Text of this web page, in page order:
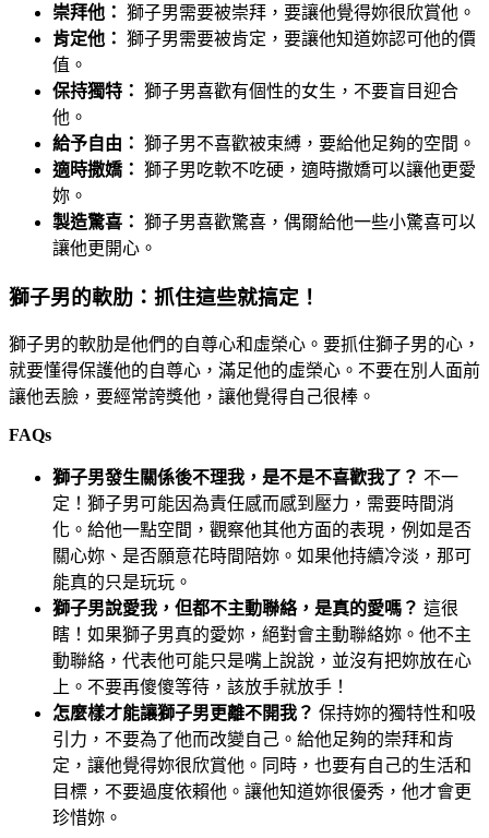
崇拜他： 獅子男需要被崇拜，要讓他覺得妳很欣賞他。
肯定他： 獅子男需要被肯定，要讓他知道妳認可他的價
值。
保持獨特： 獅子男喜歡有個性的女生，不要盲目迎合
他。
給予自由： 獅子男不喜歡被束縛，要給他足夠的空間。
適時撒嬌： 獅子男吃軟不吃硬，適時撒嬌可以讓他更愛
妳。
製造驚喜： 獅子男喜歡驚喜，偶爾給他一些小驚喜可以
讓他更開心。
獅子男的軟肋：抓住這些就搞定！
獅子男的軟肋是他們的自尊心和虛榮心。要抓住獅子男的心，
就要懂得保護他的自尊心，滿足他的虛榮心。不要在別人面前
讓他丟臉，要經常誇獎他，讓他覺得自己很棒。
FAQs
獅子男發生關係後不理我，是不是不喜歡我了？ 不一
定！獅子男可能因為責任感而感到壓力，需要時間消
化。給他一點空間，觀察他其他方面的表現，例如是否
關心妳、是否願意花時間陪妳。如果他持續冷淡，那可
能真的只是玩玩。
獅子男說愛我，但都不主動聯絡，是真的愛嗎？ 這很
瞎！如果獅子男真的愛妳，絕對會主動聯絡妳。他不主
動聯絡，代表他可能只是嘴上說說，並沒有把妳放在心
上。不要再傻傻等待，該放手就放手！
怎麼樣才能讓獅子男更離不開我？ 保持妳的獨特性和吸
引力，不要為了他而改變自己。給他足夠的崇拜和肯
定，讓他覺得妳很欣賞他。同時，也要有自己的生活和
目標，不要過度依賴他。讓他知道妳很優秀，他才會更
珍惜妳。